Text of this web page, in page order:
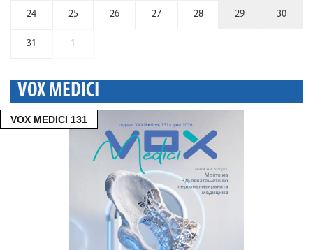
24 25 26 27 28 29 30
31 1
VOX MEDICI
VOX MEDICI 131